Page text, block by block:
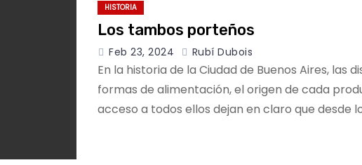
HISTORIA
Los tambos porteños
Feb 23, 2024 Rubí Dubois
En la historia de la Ciudad de Buenos Aires, las
formas de alimentación, el origen de cada
acceso a todos ellos dejan en claro que desde